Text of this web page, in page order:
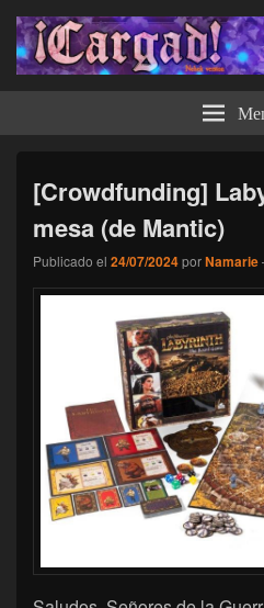
¡Cargad!
[Crowdfunding]
mesa (de Mantic)
Publicado el 24/07/2024porNamarie